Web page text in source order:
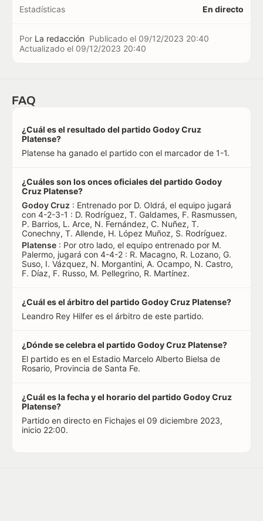
Estadísticas En directo
Por La redacción Publicado el 09/12/2023 20:40
Actualizado el 09/12/2023 20:40
FAQ
¿Cuál es el resultado del partido Godoy Cruz
Platense?
Platense ha ganado el partido con el marcador de 1-1.
¿Cuáles son los onces oficiales del partido Godoy
Cruz Platense?
Godoy Cruz : Entrenado por D. Oldrá, el equipo jugará
con 4-2-3-1 : D. Rodríguez, T. Galdames, F. Rasmussen,
P. Barrios, L. Arce, N. Fernández, C. Nuñez, T.
Conechny, T. Allende, H. López Muñoz, S. Rodríguez.
Platense : Por otro lado, el equipo entrenado por M.
Palermo, jugará con 4-4-2 : R. Macagno, R. Lozano, G.
Suso, I. Vázquez, N. Morgantini, A. Ocampo, N. Castro,
F. Díaz, F. Russo, M. Pellegrino, R. Martínez.
¿Cuál es el árbitro del partido Godoy Cruz Platense?
Leandro Rey Hilfer es el árbitro de este partido.
¿Dónde se celebra el partido Godoy Cruz Platense?
El partido es en el Estadio Marcelo Alberto Bielsa de
Rosario, Provincia de Santa Fe.
¿Cuál es la fecha y el horario del partido Godoy Cruz
Platense?
Partido en directo en Fichajes el 09 diciembre 2023,
inicio 22:00.